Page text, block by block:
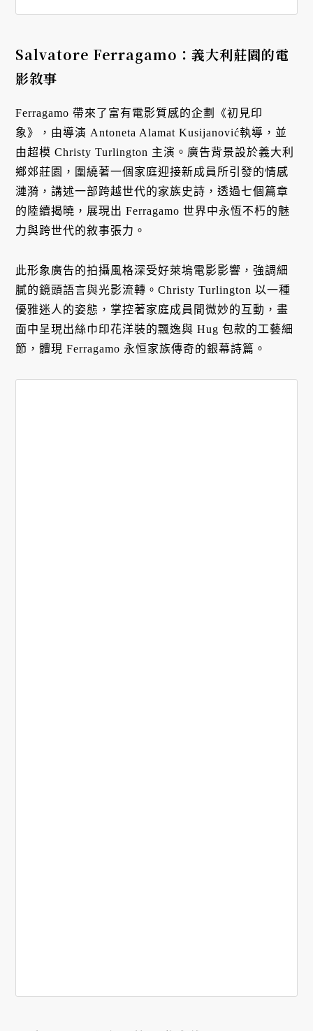
Salvatore Ferragamo ：義大利莊園的電
影敘事
Ferragamo 帶來了富有電影質感的企劃《初見印
象》，由導演 Antoneta Alamat Kusijanović執導，並
由超模 Christy Turlington 主演。廣告背景設於義大利
鄉郊莊園，圍繞著一個家庭迎接新成員所引發的情感
漣漪，講述一部跨越世代的家族史詩，透過七個篇章
的陸續揭曉，展現出 Ferragamo 世界中永恆不朽的魅
力與跨世代的敘事張力。
此形象廣告的拍攝風格深受好萊塢電影影響，強調細
膩的鏡頭語言與光影流轉。Christy Turlington 以一種
優雅迷人的姿態，掌控著家庭成員間微妙的互動，畫
面中呈現出絲巾印花洋裝的飄逸與 Hug 包款的工藝細
節，體現 Ferragamo 永恒家族傳奇的銀幕詩篇。